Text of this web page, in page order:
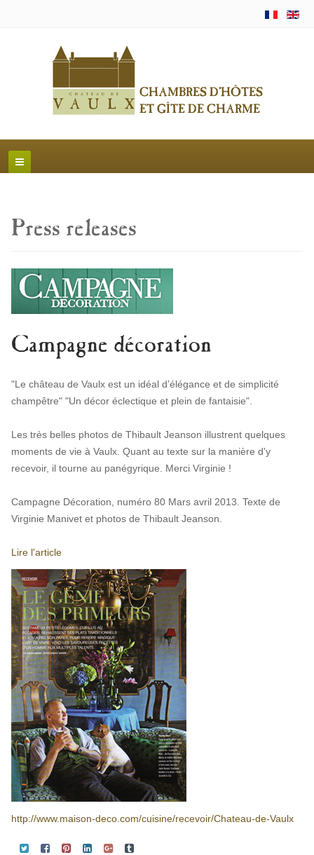
Press releases
Campagne décoration
"Le château de Vaulx est un idéal d’élégance et de simplicité
champêtre" "Un décor éclectique et plein de fantaisie".
Les très belles photos de Thibault Jeanson illustrent quelques
moments de vie à Vaulx. Quant au texte sur la manière d'y
recevoir, il tourne au panégyrique. Merci Virginie !
Campagne Décoration, numéro 80 Mars avril 2013. Texte de
Virginie Manivet et photos de Thibault Jeanson.
Lire l'article
http://www.maison-deco.com/cuisine/recevoir/Chateau-de-Vaulx